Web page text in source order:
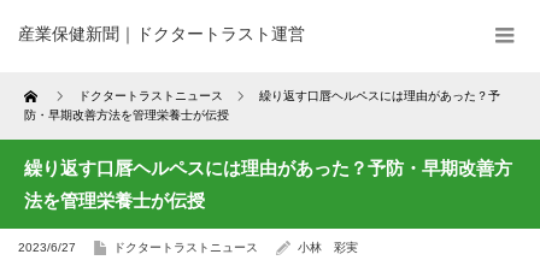
産業保健新聞｜ドクタートラスト運営
Home ドクタートラストニュース
繰り返す口唇ヘルペスには理由があった？予
防・早期改善方法を管理栄養士が伝授
繰り返す口唇ヘルペスには理由があった？予防・早期改善方
法を管理栄養士が伝授
2023/6/27 ドクタートラストニュース 小林 彩実